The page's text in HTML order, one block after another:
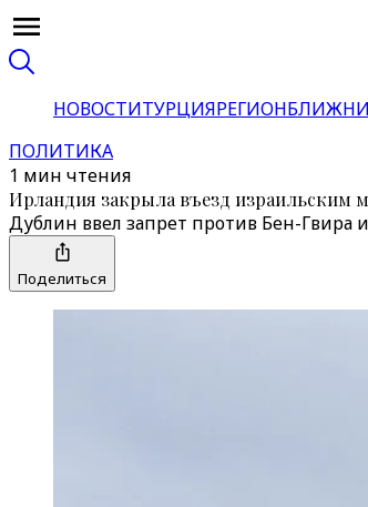
НОВОСТИТУРЦИЯРЕГИОН
ПОЛИТИКА
1 мин чтения
Ирландия закрыла въезд израильским
Дублин ввел запрет против Бен-Гвира
Поделиться